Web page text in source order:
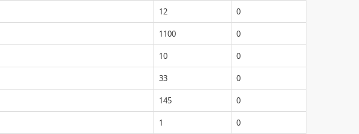
12 0
1100 0
10 0
33 0
145 0
1 0